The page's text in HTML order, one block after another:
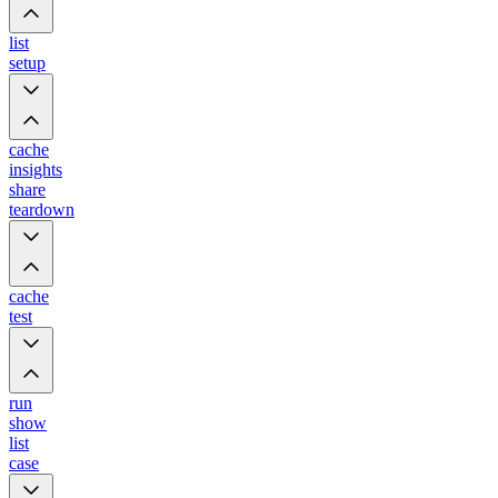
list
setup
cache
insights
share
teardown
cache
test
run
show
list
case